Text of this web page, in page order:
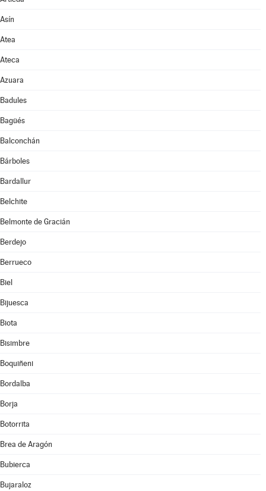
Asín
Atea
Ateca
Azuara
Badules
Bagüés
Balconchán
Bárboles
Bardallur
Belchite
Belmonte de Gracián
Berdejo
Berrueco
Biel
Bijuesca
Biota
Bisimbre
Boquiñeni
Bordalba
Borja
Botorrita
Brea de Aragón
Bubierca
Bujaraloz